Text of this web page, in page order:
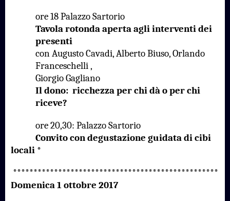
ore 18 Palazzo Sartorio
Tavola rotonda aperta agli interventi dei
presenti
con Augusto Cavadi, Alberto Biuso, Orlando
Franceschelli ,
Giorgio Gagliano
Il dono: ricchezza per chi dà o per chi
riceve?
ore 20,30: Palazzo Sartorio
Convito con degustazione guidata di cibi
locali *
**************************************************
Domenica 1 ottobre 2017